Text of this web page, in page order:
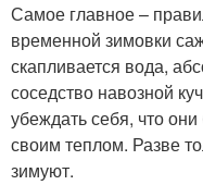
Самое главное –
временной зимовки
скапливается вода,
соседство навозной
убеждать себя, что они
своим теплом. Разве
зимуют.